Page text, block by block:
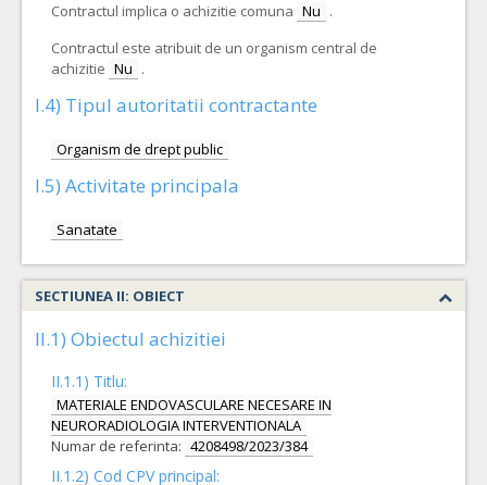
Contractul implica o achizitie comuna Nu .
Contractul este atribuit de un organism central de
achizitie Nu .
I.4) Tipul autoritatii contractante
Organism de drept public
I.5) Activitate principala
Sanatate
SECTIUNEA II: OBIECT
II.1) Obiectul achizitiei
II.1.1) Titlu:
MATERIALE ENDOVASCULARE NECESARE IN
NEURORADIOLOGIA INTERVENTIONALA
Numar de referinta: 4208498/2023/384
II.1.2) Cod CPV principal: